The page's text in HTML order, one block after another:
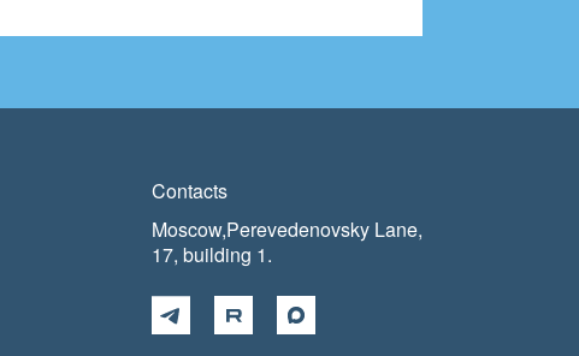
Contacts
Moscow,Perevedenovsky Lane,
17, building 1.